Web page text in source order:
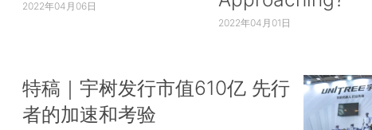
2022年04月06日
2022年04月01日
特稿｜宇树发行市值610亿 先行
者的加速和考验